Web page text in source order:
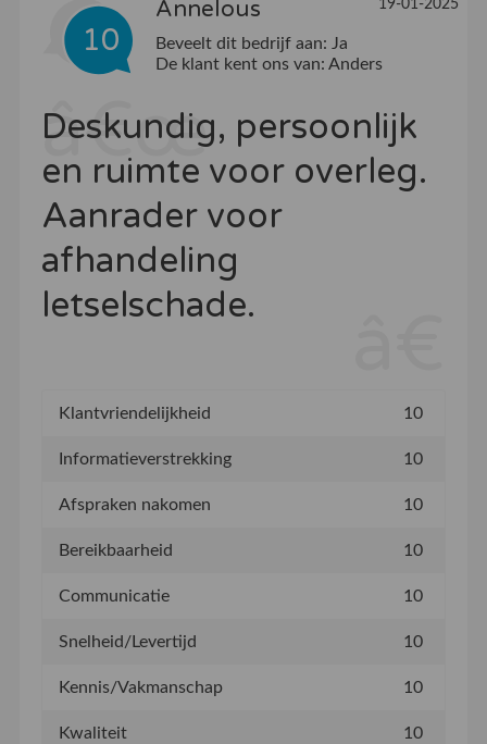
10
Annelous 19-01-2025
Beveelt dit bedrijf aan: Ja
De klant kent ons van: Anders
Deskundig, persoonlijk
en ruimte voor overleg.
Aanrader voor
afhandeling
letselschade.
Klantvriendelijkheid 10
Informatieverstrekking 10
Afspraken nakomen 10
Bereikbaarheid 10
Communicatie 10
Snelheid/Levertijd 10
Kennis/Vakmanschap 10
Kwaliteit 10